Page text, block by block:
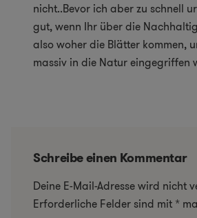
nicht..Bevor ich aber zu schnell
gut, wenn Ihr über die
also woher die Blätter kommen,
massiv in die Natur eingegriffen
Schreibe einen Kommentar
Deine E-Mail-Adresse wird nicht
Erforderliche Felder sind mit *